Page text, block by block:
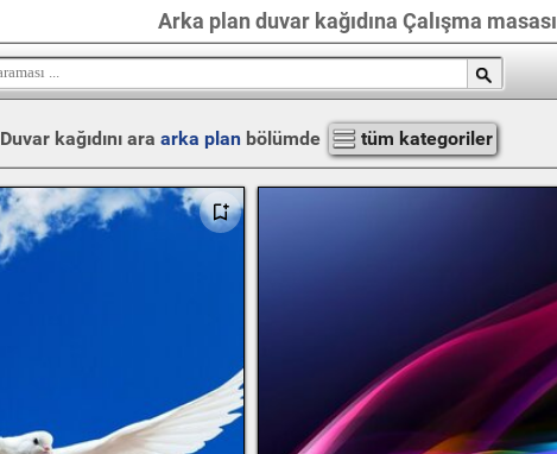
Arka plan duvar kağıdına Çalışma masası
Duvar kağıdını ara arka planbölümde tüm kategoriler